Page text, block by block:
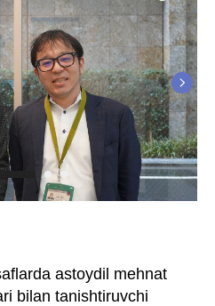
astoydil mehnat
bilan tanishtiruvchi